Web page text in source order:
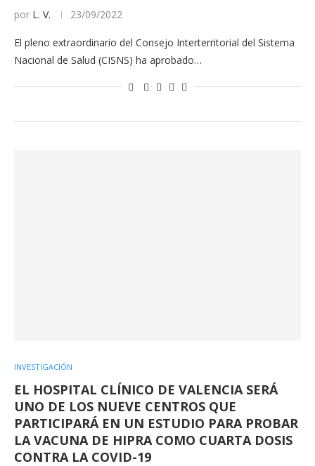
por L. V. 23/09/2022
El pleno extraordinario del Consejo Interterritorial del Sistema
Nacional de Salud (CISNS) ha aprobado…
INVESTIGACIÓN
EL HOSPITAL CLÍNICO DE VALENCIA SERÁ
UNO DE LOS NUEVE CENTROS QUE
PARTICIPARÁ EN UN ESTUDIO PARA PROBAR
LA VACUNA DE HIPRA COMO CUARTA DOSIS
CONTRA LA COVID-19